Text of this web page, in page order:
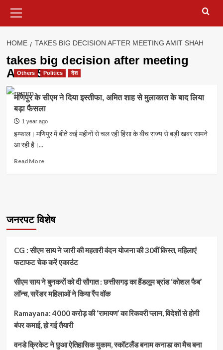
Menu
HOME TAKES BIG DECISION AFTER MEETING AMIT SHAH
takes big decision after meeting
Amit Shah
Others Politics देश
मणिपुर के सीएम ने दिया इस्तीफा, अमित शाह से मुलाकात के बाद लिया
बड़ा फैसला
1 year ago
इम्फाल। मणिपुर में बीते कई महीनों से चल रही हिंसा के बीच राज्य से बड़ी खबर सामने
आ रही है।...
Read MoreRead
ने
दिया
शाह
से
के
बाद
बड़ा
फैसला
जनरपट विशेष
CG : सीएम साय ने जारी की महतारी वंदन योजना की 30वीं किस्त, महिलाएं
फटाफट चेक करें एकाउंट
सीएम साय ने बुनकरों को दी सौगात : छत्तीसगढ़ का हैंडलूम ब्रांड ‘कोशल फैब’
लॉन्च, सरेंडर महिलाओं ने किया रैंप वॉक
Ramayana: 4000 करोड़ की ‘रामायण’ का रिकवरी प्लान, विदेशों से होगी
बंपर कमाई, हो गई तैयारी
वनडे क्रिकेट ने छुआ ऐतिहासिक मुकाम, स्कॉटलैंड बनाम कनाडा का मैच बना